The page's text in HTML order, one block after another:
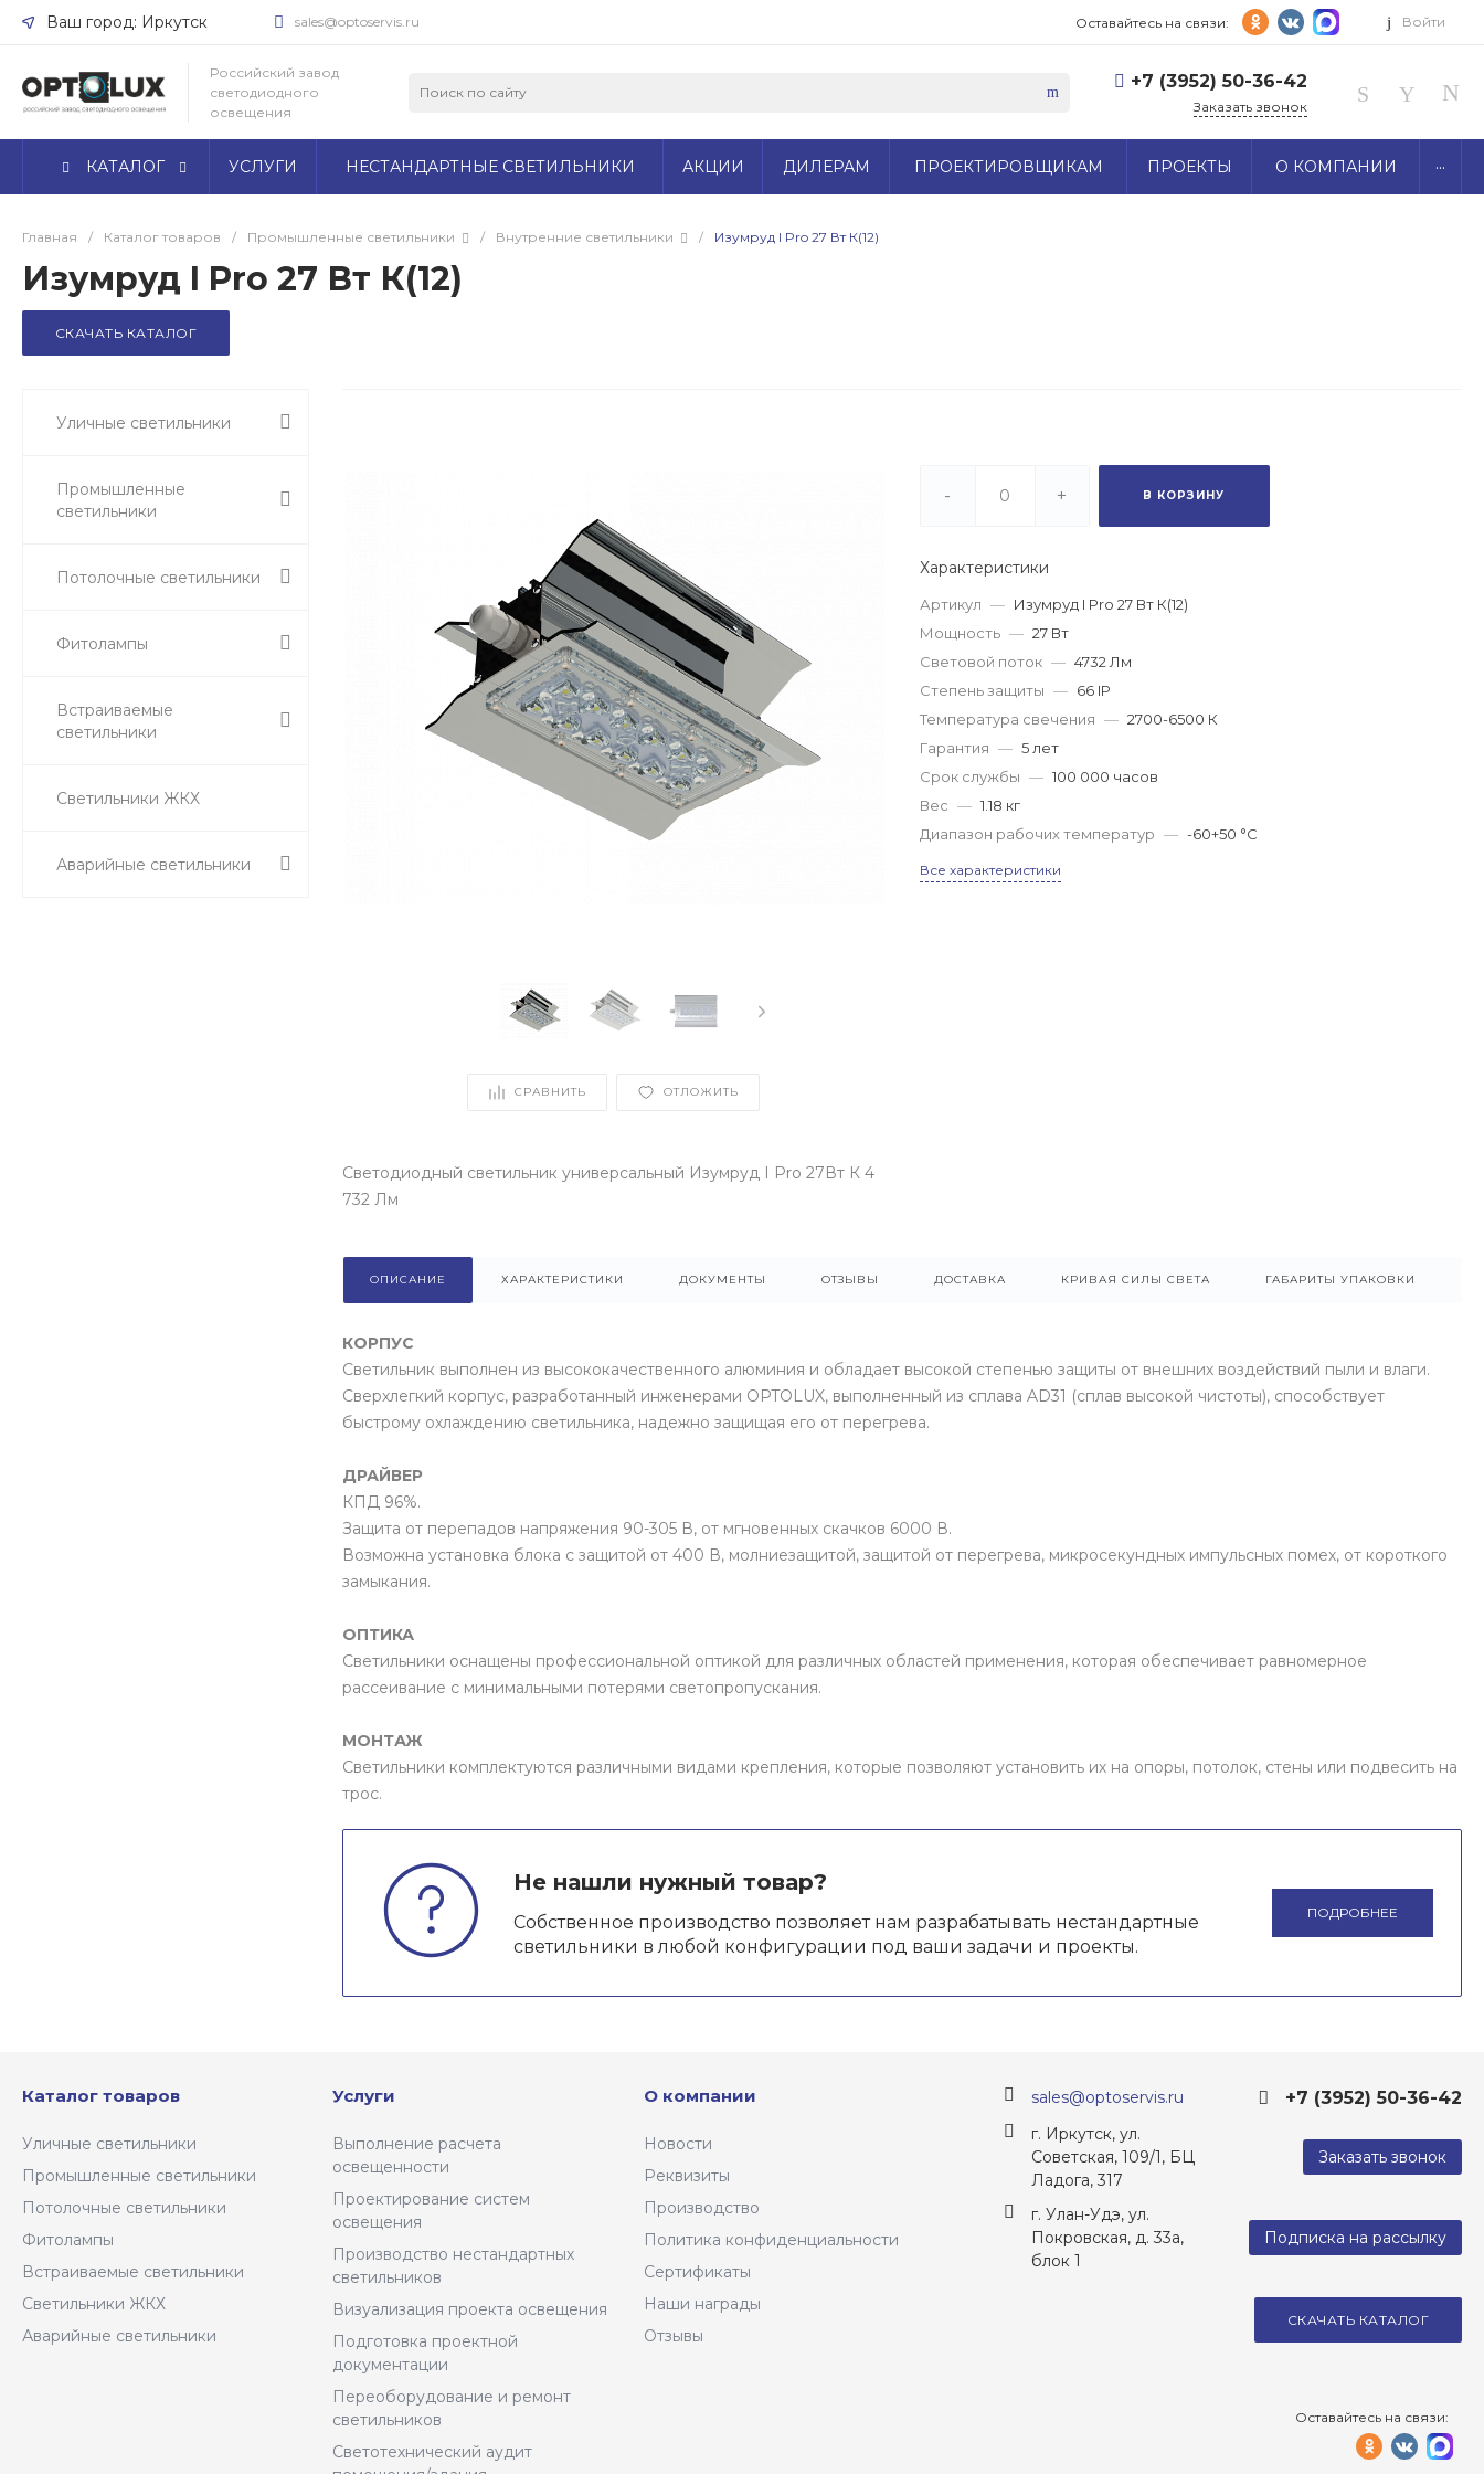
Ваш город: Иркутск
Ваш город Иркутск?
Да
sales@optoservis.ru Оставайтесь на связи: Войти
Российский завод
светодиодного
освещения
+7 (3952) 50-36-42
Заказать звонок
КАТАЛОГ УСЛУГИ НЕСТАНДАРТНЫЕ СВЕТИЛЬНИКИ АКЦИИ ДИЛЕРАМ ПРОЕКТИРОВЩИКАМ ПРОЕКТЫ О КОМПАНИИ ...
Главная / Каталог товаров / Промышленные светильники / Внутренние светильники / Изумруд I Pro 27 Вт К(12)
Изумруд I Pro 27 Вт К(12)
СКАЧАТЬ КАТАЛОГ
Уличные светильники
Промышленные
светильники
Потолочные светильники
Фитолампы
Встраиваемые
светильники
Светильники ЖКХ
Аварийные светильники
СРАВНИТЬ ОТЛОЖИТЬ
Светодиодный светильник универсальный Изумруд I Pro 27Вт К 4
732 Лм
- + В КОРЗИНУ
Характеристики
Артикул — Изумруд I Pro 27 Вт К(12)
Мощность — 27 Вт
Световой поток — 4732 Лм
Степень защиты — 66 IP
Температура свечения — 2700-6500 К
Гарантия — 5 лет
Срок службы — 100 000 часов
Вес — 1.18 кг
Диапазон рабочих температур — -60+50 °С
Все характеристики
ОПИСАНИЕ ХАРАКТЕРИСТИКИ ДОКУМЕНТЫ ОТЗЫВЫ ДОСТАВКА КРИВАЯ СИЛЫ СВЕТА ГАБАРИТЫ УПАКОВКИ
КОРПУС
Светильник выполнен из высококачественного алюминия и обладает высокой степенью защиты от внешних воздействий пыли и влаги.
Сверхлегкий корпус, разработанный инженерами OPTOLUX, выполненный из сплава AD31 (сплав высокой чистоты), способствует
быстрому охлаждению светильника, надежно защищая его от перегрева.
ДРАЙВЕР
КПД 96%.
Защита от перепадов напряжения 90-305 В, от мгновенных скачков 6000 В.
Возможна установка блока с защитой от 400 В, молниезащитой, защитой от перегрева, микросекундных импульсных помех, от короткого
замыкания.
ОПТИКА
Светильники оснащены профессиональной оптикой для различных областей применения, которая обеспечивает равномерное
рассеивание с минимальными потерями светопропускания.
МОНТАЖ
Светильники комплектуются различными видами крепления, которые позволяют установить их на опоры, потолок, стены или подвесить на
трос.
Не нашли нужный товар?
Собственное производство позволяет нам разрабатывать нестандартные
светильники в любой конфигурации под ваши задачи и проекты.
ПОДРОБНЕЕ
Каталог товаров
Уличные светильники
Промышленные светильники
Потолочные светильники
Фитолампы
Встраиваемые светильники
Светильники ЖКХ
Аварийные светильники
Услуги
Выполнение расчета
освещенности
Проектирование систем
освещения
Производство нестандартных
светильников
Визуализация проекта освещения
Подготовка проектной
документации
Переоборудование и ремонт
светильников
Светотехнический аудит
О компании
Новости
Реквизиты
Производство
Политика конфиденциальности
Сертификаты
Наши награды
Отзывы
sales@optoservis.ru +7 (3952) 50-36-42
г. Иркутск, ул.
Советская, 109/1, БЦ
Ладога, 317
Заказать звонок
г. Улан-Удэ, ул.
Покровская, д. 33а,
блок 1
Подписка на рассылку
СКАЧАТЬ КАТАЛОГ
Оставайтесь на связи: